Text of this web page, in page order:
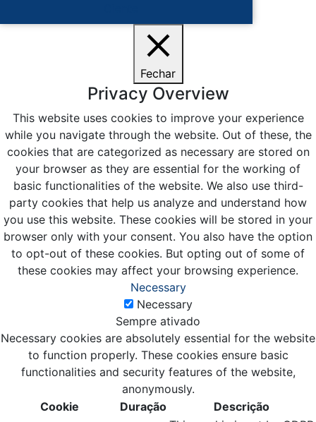
Fechar
Privacy Overview
This website uses cookies to improve your experience
while you navigate through the website. Out of these, the
cookies that are categorized as necessary are stored on
your browser as they are essential for the working of
basic functionalities of the website. We also use third-
party cookies that help us analyze and understand how
you use this website. These cookies will be stored in your
browser only with your consent. You also have the option
to opt-out of these cookies. But opting out of some of
these cookies may affect your browsing experience.
Necessary
Necessary
Sempre ativado
Necessary cookies are absolutely essential for the website
to function properly. These cookies ensure basic
functionalities and security features of the website,
anonymously.
Cookie
Duração Descrição